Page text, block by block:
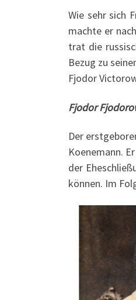
Wie sehr sich
machte er
trat die
Bezug zu
Fjodor
Fjodor
Der
Koenemann.
der
können. Im